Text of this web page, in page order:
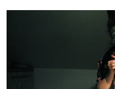
TROUBLE